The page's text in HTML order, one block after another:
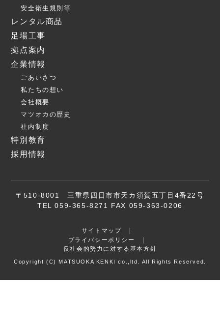
安全衛生規則等
レンタル商品
足場工事
拠点案内
企業情報
ごあいさつ
私たちの想い
会社概要
マツオカの歴史
社内制度
特別教育
採用情報
〒510-8001 三重県四日市市天カ須賀五丁目4番22号
TEL 059-365-8271 FAX 059-363-0206
サイトマップ
プライバシーポリシー
反社会的勢力に対する基本方針
Copyright (C) MATSUOKA KENKI co.,ltd. All Rights Reserved.